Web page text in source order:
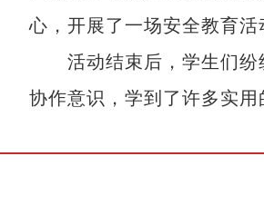
心，开展了一场安全教育活
活动结束后，学生们纷
协作意识，学到了许多实